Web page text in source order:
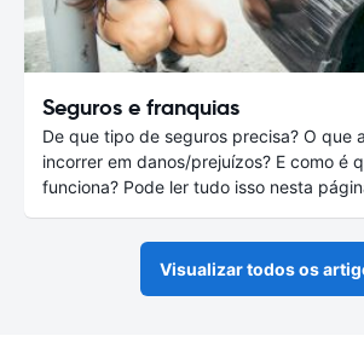
Seguros e franquias
De que tipo de seguros precisa? O que
incorrer em danos/prejuízos? E como é
funciona? Pode ler tudo isso nesta
Visualizar todos os